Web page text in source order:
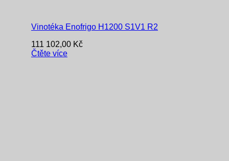
Vinotéka Enofrigo H1200 S1V1 R2
111 102,00 Kč
Čtěte více